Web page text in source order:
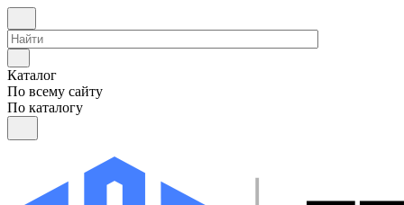
Каталог
По всему сайту
По каталогу